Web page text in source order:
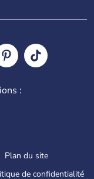
:
Plan du site
de confidentialité